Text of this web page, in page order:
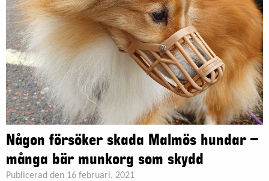
Någon försöker skada Malmös hundar –
många bär munkorg som skydd
Publicerad den 16 februari, 2021